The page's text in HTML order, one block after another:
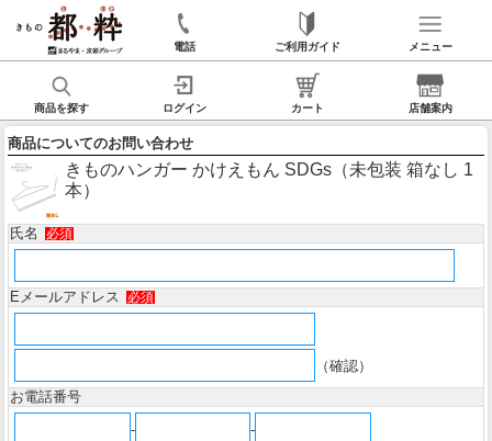
電話 ご利用ガイド メニュー
商品を探す ログイン カート 店舗案内
商品についてのお問い合わせ
きものハンガー かけえもん SDGs（未包装 箱なし 1
本）
氏名 必須
Eメールアドレス 必須
（確認）
お電話番号
-
-